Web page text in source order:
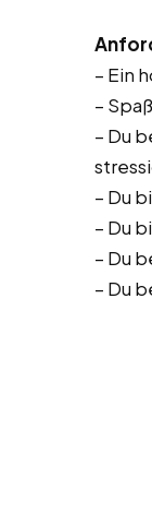
– Ein
–
– Du
– Du
– Du
– Du
– Du